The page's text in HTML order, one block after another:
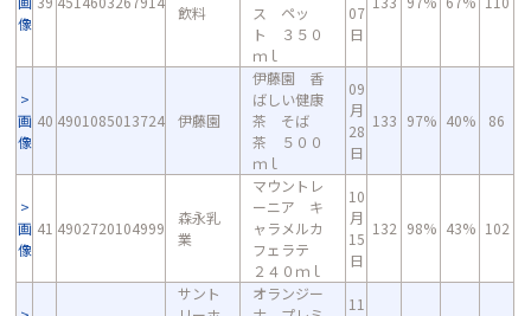
像
飲料
ス ペッ
ト ３５０
ｍｌ
07
日
画
像
40 4901085013724 伊藤園
伊藤園 香
ばしい健康
茶 そば
茶 ５００
ｍｌ
09
月
28
日
133 97% 40% 86
画
像
41 4902720104999
森永乳
業
マウントレ
ーニア キ
ャラメルカ
フェラテ
２４０ｍｌ
10
月
15
日
132 98% 43% 102
サント
オランジー
11